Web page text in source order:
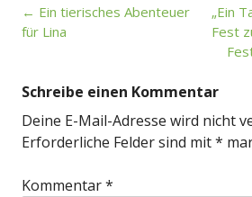
Post
navigation
← Ein tierisches Abenteuer
für Lina
„Ein
Fest
Schreibe einen Kommentar
Deine E-Mail-Adresse wird nicht
Erforderliche Felder sind mit*
Kommentar*